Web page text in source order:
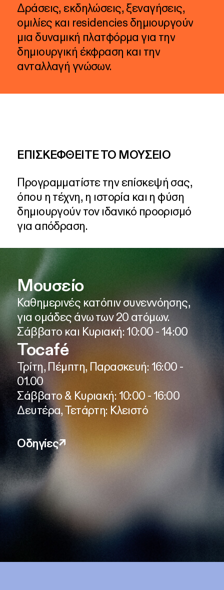
Δράσεις, εκδηλώσεις, ξεναγήσεις,
ομιλίες και residencies δημιουργούν
μια δυναμική πλατφόρμα για την
δημιουργική έκφραση και την
ανταλλαγή γνώσων.
ΕΠΙΣΚΕΦΘΕΙΤΕ ΤΟ ΜΟΥΣΕΙΟ
Προγραμματίστε την επίσκεψή σας,
όπου η τέχνη, η ιστορία και η φύση
δημιουργούν τον ιδανικό προορισμό
για απόδραση.
Μουσείο
Καθημερινές κατόπιν συνεννόησης,
για ομάδες άνω των 20 ατόμων.
Σάββατο και Κυριακή: 10:00 - 14:00
Tocafé
Τρίτη, Πέμπτη, Παρασκευή: 16:00 -
01.00
Σάββατο & Κυριακή: 10:00 - 16:00
Δευτέρα, Τετάρτη: Κλειστό
Οδηγίες↗